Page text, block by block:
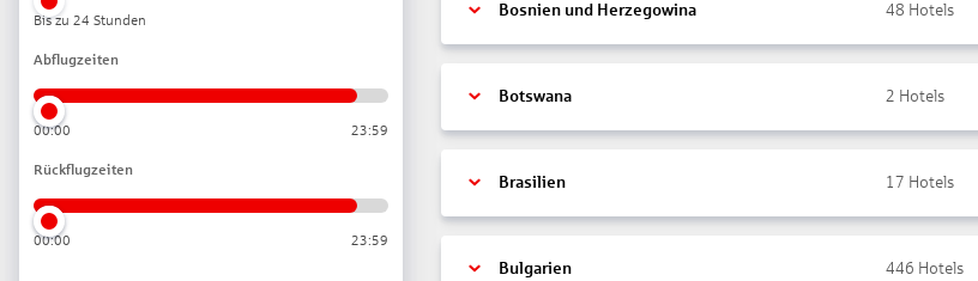
Bis zu 24 Stunden
Abflugzeiten
00:00 23:59
Rückflugzeiten
00:00 23:59
Bosnien und Herzegowina 48 Hotels
Botswana 2 Hotels
Brasilien 17 Hotels
Bulgarien 446 Hotels